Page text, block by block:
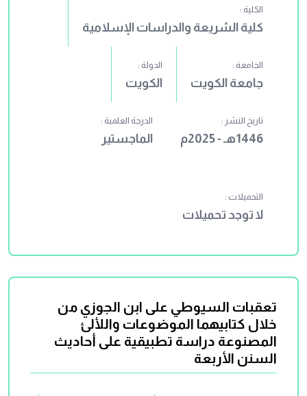
الكلية :
كلية الشريعة والدراسات الإسلامية
الجامعة :
جامعة الكويت
الدولة :
الكويت
تاريخ النشر :
1446هـ - 2025م
الدرجة العلمية :
الماجستير
التحميلات :
لا توجد تحميلات
تعقبات السيوطي على ابن الجوزي من
خلال كتابيهما الموضوعات واللألئ
المصنوعة دراسة تطبيقية على أحاديث
السنن الأربعة